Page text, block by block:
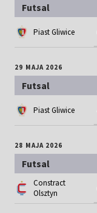
Futsal
Piast Gliwice
29 MAJA 2026
Futsal
Piast Gliwice
28 MAJA 2026
Futsal
Constract
Olsztyn